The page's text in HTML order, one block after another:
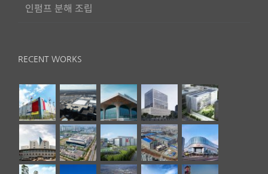
인펌프 분해 조립
RECENT WORKS